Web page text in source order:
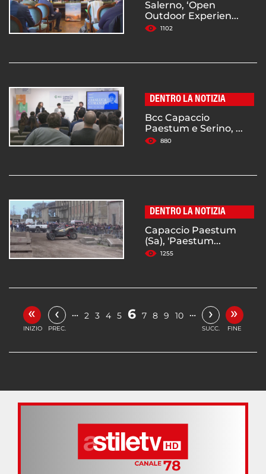
Salerno, ‘Open
Outdoor Experien...
1102
DENTRO LA NOTIZIA
Bcc Capaccio
Paestum e Serino, ...
880
DENTRO LA NOTIZIA
Capaccio Paestum
(Sa), 'Paestum...
1255
«
INIZIO
‹
PREC.
… 2 3 4 5 6 7 8 9 10 … ›
SUCC.
»
FINE